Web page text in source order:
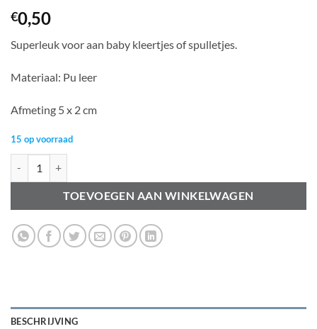
€0,50
Superleuk voor aan baby kleertjes of spulletjes.
Materiaal: Pu leer
Afmeting 5 x 2 cm
15 op voorraad
TOEVOEGEN AAN WINKELWAGEN
BESCHRIJVING